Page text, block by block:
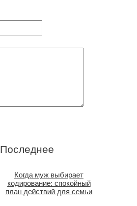
Последнее
Когда муж выбирает
кодирование: спокойный
план действий для семьи